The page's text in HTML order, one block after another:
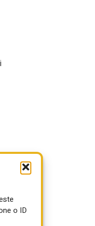
o ID